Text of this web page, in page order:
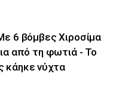
6 βόμβες Χιροσίμα
από τη φωτιά - Το
κάηκε νύχτα